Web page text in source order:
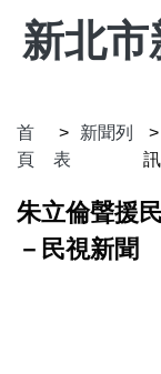
新北市
首
頁
新聞列
表
訊
朱立倫聲援
－民視新聞